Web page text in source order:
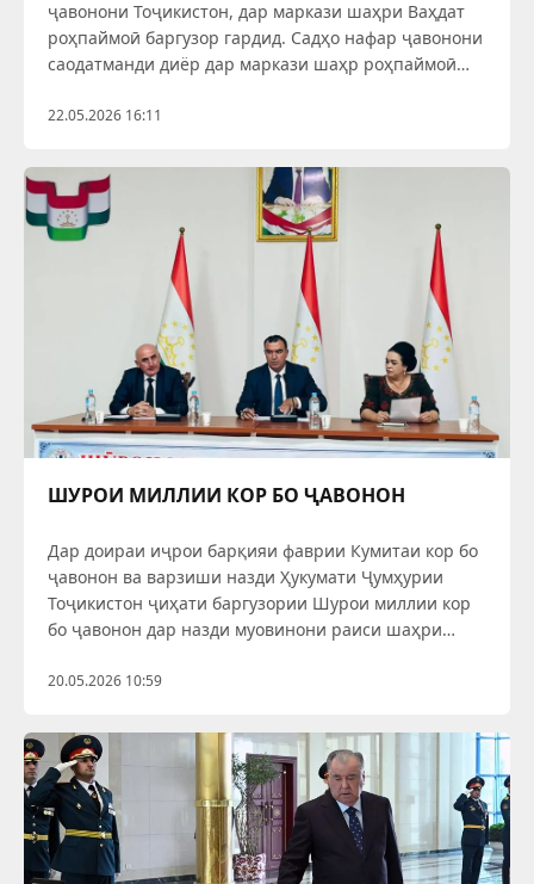
ҷавонони Тоҷикистон, дар маркази шаҳри Ваҳдат
роҳпаймоӣ баргузор гардид. Садҳо нафар ҷавонони
саодатманди диёр дар маркази шаҳр роҳпаймоӣ
22.05.2026 16:11
ШУРОИ МИЛЛИИ КОР БО ҶАВОНОН
Дар доираи иҷрои барқияи фаврии Кумитаи кор бо
ҷавонон ва варзиши назди Ҳукумати Ҷумҳурии
Тоҷикистон ҷиҳати баргузории Шурои миллии кор
бо ҷавонон дар назди муовинони раиси шаҳри
Шоира, роҳбари дастгоҳи раиси шаҳр Абдуллозода
20.05.2026 10:59